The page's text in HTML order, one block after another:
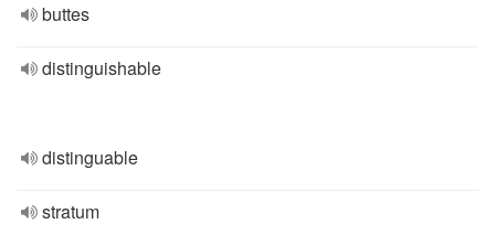
buttes
distinguishable
distinguable
stratum